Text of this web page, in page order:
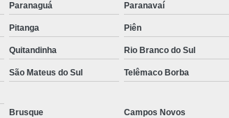
Paranaguá Paranavaí
Pitanga Piên
Quitandinha Rio Branco do Sul
São Mateus do Sul Telêmaco Borba
Brusque Campos Novos